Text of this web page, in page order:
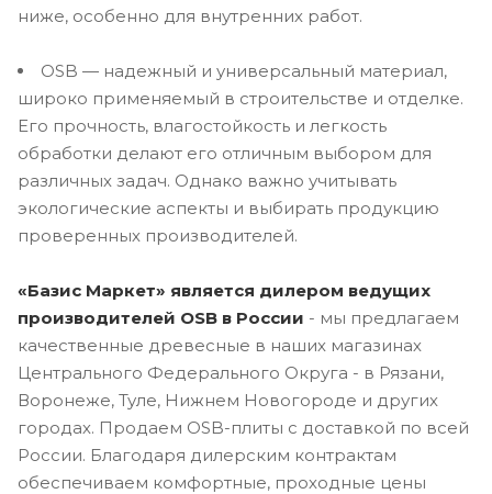
ниже, особенно для внутренних работ.
OSB — надежный и универсальный материал,
широко применяемый в строительстве и отделке.
Его прочность, влагостойкость и легкость
обработки делают его отличным выбором для
различных задач. Однако важно учитывать
экологические аспекты и выбирать продукцию
проверенных производителей.
«Базис Маркет» является дилером ведущих
производителей OSB в России - мы предлагаем
качественные древесные в наших магазинах
Центрального Федерального Округа - в Рязани,
Воронеже, Туле, Нижнем Новогороде и других
городах. Продаем OSB-плиты с доставкой по всей
России. Благодаря дилерским контрактам
обеспечиваем комфортные, проходные цены